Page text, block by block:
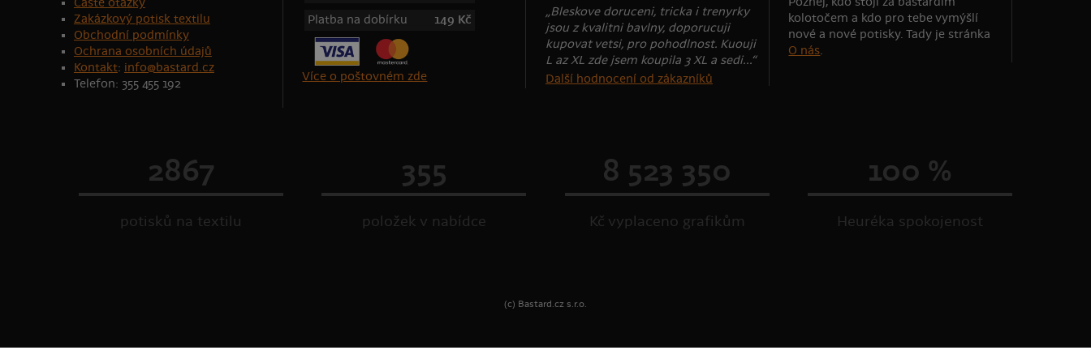
Časté otázky
Zakázkový potisk textilu
Obchodní podmínky
Ochrana osobních údajů
Kontakt: info@bastard.cz
Telefon: 355 455 192
Platba na dobírku 149 Kč
Více o poštovném zde
„Bleskove doruceni, tricka i trenyrky
jsou z kvalitni bavlny, doporucuji
kupovat vetsi, pro pohodlnost. Kuouji
L az XL zde jsem koupila 3 XL a sedi...“
Další hodnocení od zákazníků
kolotočem a kdo pro tebe vymýšlí
nové a nové potisky. Tady je stránka
O nás.
2867
potisků na textilu
355
položek v nabídce
8 523 350
Kč vyplaceno grafikům
100 %
Heuréka spokojenost
(c) Bastard.cz s.r.o.